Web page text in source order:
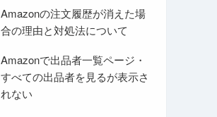
Amazonの注文履歴が消えた場
合の理由と対処法について
Amazonで出品者一覧ページ・
すべての出品者を見るが表示さ
れない